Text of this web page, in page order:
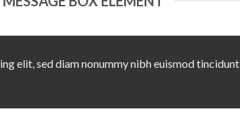
elit, sed diam nonummy nibh euismod